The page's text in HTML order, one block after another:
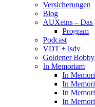
Versicherungen
Blog
AUXeins – Das
Program
Podcast
VDT + isdv
Goldener
In Memoriam
In
In
In
In